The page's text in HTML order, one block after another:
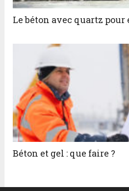
Le béton avec quartz
Béton et gel : que faire ?